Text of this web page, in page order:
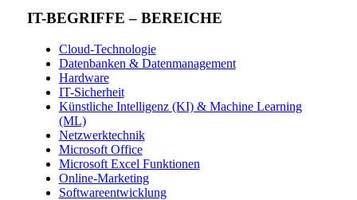
IT-BEGRIFFE – BEREICHE
Cloud-Technologie
Datenbanken & Datenmanagement
Hardware
IT-Sicherheit
Künstliche Intelligenz (KI) & Machine Learning
(ML)
Netzwerktechnik
Microsoft Office
Microsoft Excel Funktionen
Online-Marketing
Softwareentwicklung